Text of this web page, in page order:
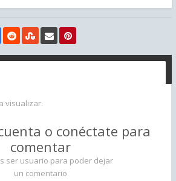
visualizar.
o conéctate para
comentar
ser usuario para poder dejar
un comentario